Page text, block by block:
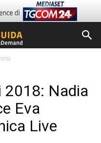
2018: Nadia
Eva
Live